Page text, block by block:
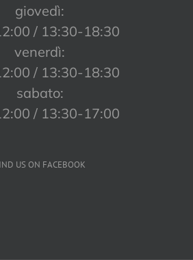
giovedì:
/ 13:30-18:30
venerdì:
/ 13:30-18:30
sabato:
/ 13:30-17:00
US ON FACEBOOK